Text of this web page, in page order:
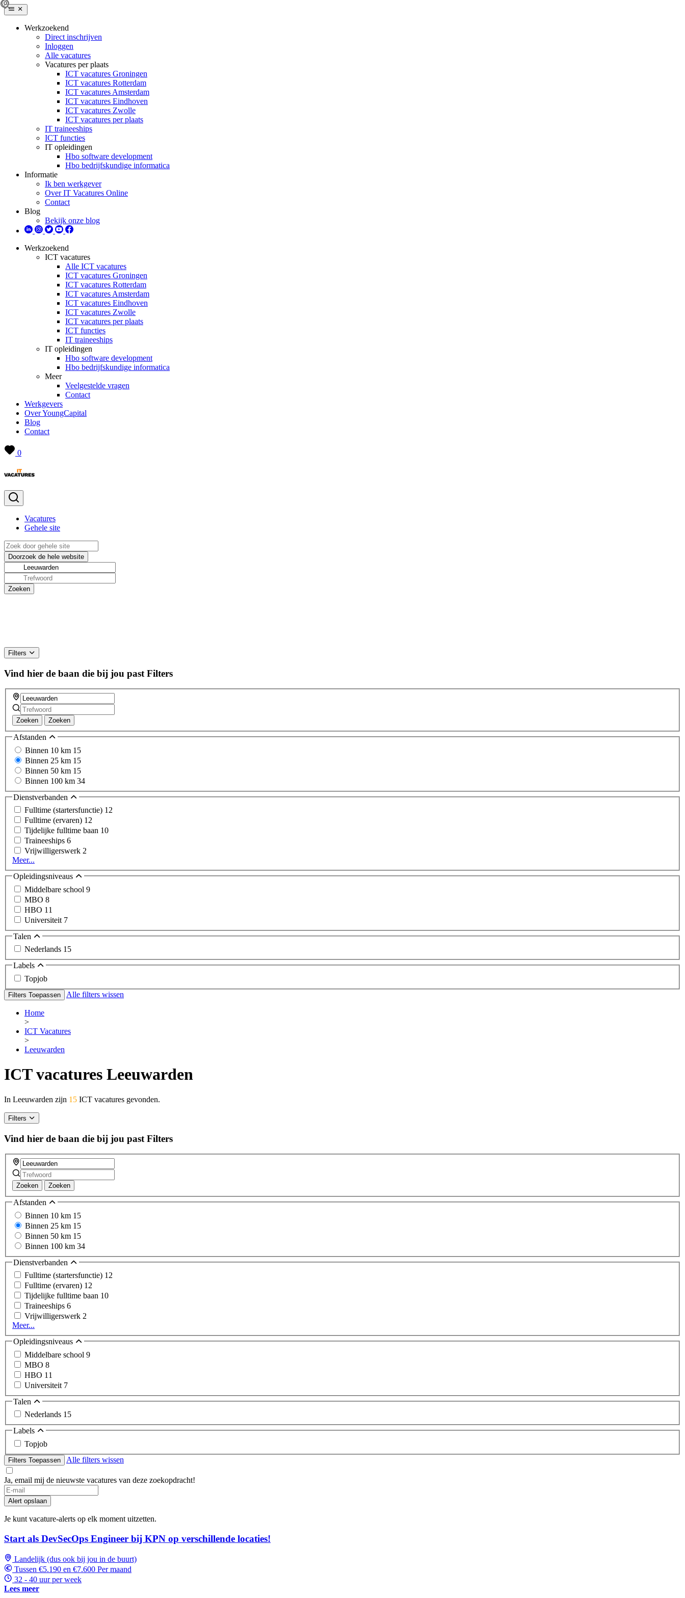
Werkzoekend
Direct inschrijven
Inloggen
Alle vacatures
Vacatures per plaats
ICT vacatures Groningen
ICT vacatures Rotterdam
ICT vacatures Amsterdam
ICT vacatures Eindhoven
ICT vacatures Zwolle
ICT vacatures per plaats
IT traineeships
ICT functies
IT opleidingen
Hbo software development
Hbo bedrijfskundige informatica
Informatie
Ik ben werkgever
Over IT Vacatures Online
Contact
Blog
Bekijk onze blog
Werkzoekend
ICT vacatures
Alle ICT vacatures
ICT vacatures Groningen
ICT vacatures Rotterdam
ICT vacatures Amsterdam
ICT vacatures Eindhoven
ICT vacatures Zwolle
ICT vacatures per plaats
ICT functies
IT traineeships
IT opleidingen
Hbo software development
Hbo bedrijfskundige informatica
Meer
Veelgestelde vragen
Contact
Werkgevers
Over YoungCapital
Blog
Contact
0
Vacatures
Gehele site
Filters
Vind hier de baan die bij jou past Filters
Zoeken Zoeken
Afstanden
Binnen 10 km 15
Binnen 25 km 15
Binnen 50 km 15
Binnen 100 km 34
Dienstverbanden
Fulltime (startersfunctie) 12
Fulltime (ervaren) 12
Tijdelijke fulltime baan 10
Traineeships 6
Vrijwilligerswerk 2
Meer...
Opleidingsniveaus
Middelbare school 9
MBO 8
HBO 11
Universiteit 7
Talen
Nederlands 15
Labels
Topjob
Filters Toepassen Alle filters wissen
Home
>
ICT Vacatures
>
Leeuwarden
ICT vacatures Leeuwarden
In Leeuwarden zijn 15 ICT vacatures gevonden.
Filters
Vind hier de baan die bij jou past Filters
Zoeken Zoeken
Afstanden
Binnen 10 km 15
Binnen 25 km 15
Binnen 50 km 15
Binnen 100 km 34
Dienstverbanden
Fulltime (startersfunctie) 12
Fulltime (ervaren) 12
Tijdelijke fulltime baan 10
Traineeships 6
Vrijwilligerswerk 2
Meer...
Opleidingsniveaus
Middelbare school 9
MBO 8
HBO 11
Universiteit 7
Talen
Nederlands 15
Labels
Topjob
Filters Toepassen Alle filters wissen
Ja, email mij de nieuwste vacatures van deze zoekopdracht!
Alert opslaan
Je kunt vacature-alerts op elk moment uitzetten.
Start als DevSecOps Engineer bij KPN op verschillende locaties!
Landelijk (dus ook bij jou in de buurt)
Tussen €5.190 en €7.600 Per maand
32 - 40 uur per week
Lees meer